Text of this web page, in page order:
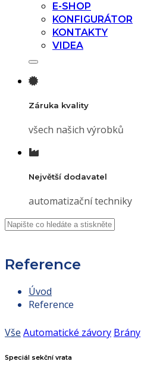
E-SHOP
KONFIGURÁTOR
KONTAKTY
VIDEA
Záruka kvality
všech našich výrobků
Největší dodavatel
automatizační techniky
Reference
Úvod
Reference
Vše Automatické závory Brány
Speciál sekční vrata